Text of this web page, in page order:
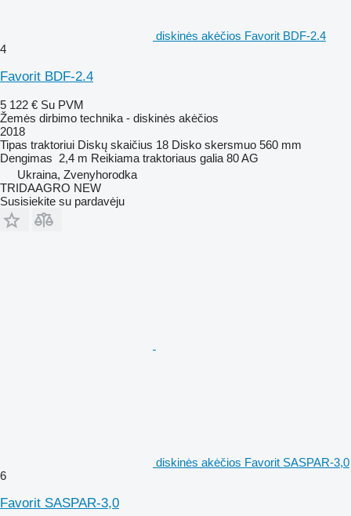
diskinės akėčios Favorit BDF-2.4
4
Favorit BDF-2.4
5 122 € Su PVM
Žemės dirbimo technika - diskinės akėčios
2018
Tipas traktoriui Diskų skaičius 18 Disko skersmuo 560 mm
Dengimas 2,4 m Reikiama traktoriaus galia 80 AG
Ukraina, Zvenyhorodka
TRIDAAGRO NEW
Susisiekite su pardavėju
diskinės akėčios Favorit SASPAR-3,0
6
Favorit SASPAR-3,0